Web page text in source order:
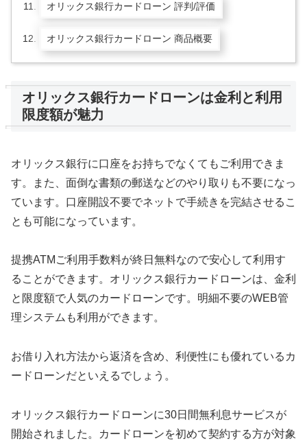
オリックス銀行カードローン 評判/評価
オリックス銀行カードローン 商品概要
オリックス銀行カードローンは金利と利用
限度額が魅力
オリックス銀行に口座をお持ちでなくてもご利用できま
す。また、面倒な書類の郵送などのやり取りも不要になっ
ています。口座開設不要でネットで手続きを完結させるこ
とも可能になっています。
提携ATMご利用手数料が終日無料なので安心して利用す
ることができます。オリックス銀行カードローンは、金利
と限度額で人気のカードローンです。明細不要のWEB管
理システムも利用ができます。
お借り入れ方法から返済を含め、利便性にも優れているカ
ードローンだといえるでしょう。
オリックス銀行カードローンに30日間無利息サービスが
開始されました。カードローンを初めて契約する方が対象